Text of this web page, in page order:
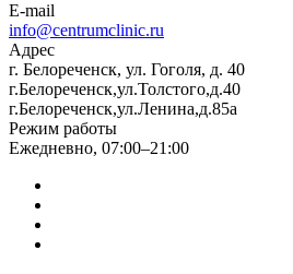
E-mail
info@centrumclinic.ru
Адрес
г. Белореченск, ул. Гоголя, д. 40
г.Белореченск,ул.Толстого,д.40
г.Белореченск,ул.Ленина,д.85а
Режим работы
Ежедневно, 07:00–21:00